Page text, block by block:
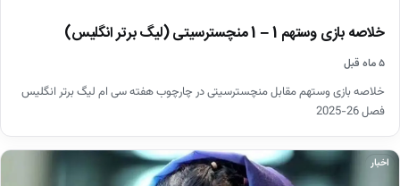
خلاصه بازی وستهم 1 – 1 منچسترسیتی (لیگ برتر انگلیس)
۵ ماه قبل
خلاصه بازی وستهم مقابل منچسترسیتی در چارچوب هفته سی ام لیگ برتر انگلیس
فصل 26-2025
اخبار